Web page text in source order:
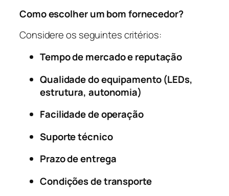
Como escolher um bom fornecedor?
Considere os seguintes critérios:
Tempo de mercado e reputação
Qualidade do equipamento (LEDs,
estrutura, autonomia)
Facilidade de operação
Suporte técnico
Prazo de entrega
Condições de transporte